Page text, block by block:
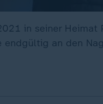
in seiner
endgültig an den